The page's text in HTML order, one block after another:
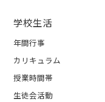
学校生活
年間行事
カリキュラム
授業時間帯
生徒会活動